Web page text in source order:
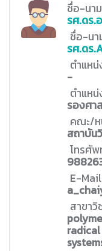
ชื่อ-นา
รศ.ดร.
ชื่อ-นา
รศ.ดร
ตำแหน่
-
ตำแห
รองศา
คณะ/ห
สถาบัน
โทรศั
E-
สาขา